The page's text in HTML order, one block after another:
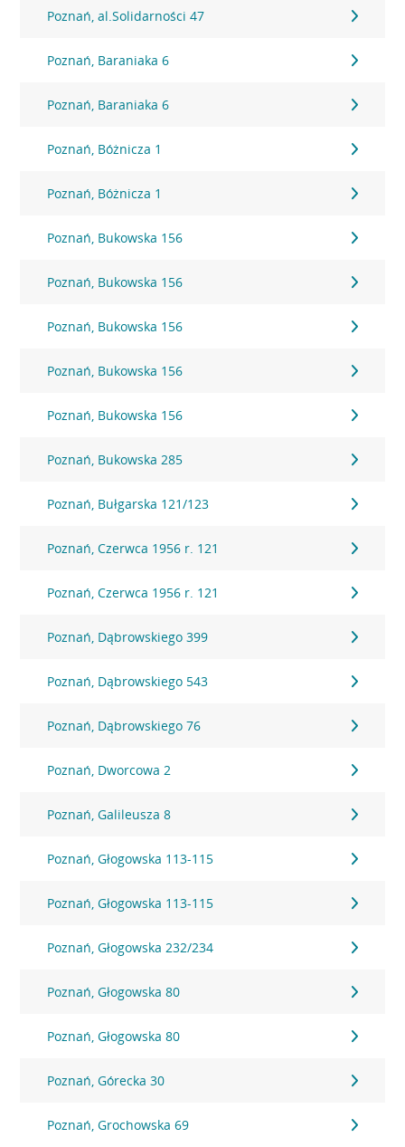
Poznań, al.Solidarności 47
Poznań, Baraniaka 6
Poznań, Baraniaka 6
Poznań, Bóżnicza 1
Poznań, Bóżnicza 1
Poznań, Bukowska 156
Poznań, Bukowska 156
Poznań, Bukowska 156
Poznań, Bukowska 156
Poznań, Bukowska 156
Poznań, Bukowska 285
Poznań, Bułgarska 121/123
Poznań, Czerwca 1956 r. 121
Poznań, Czerwca 1956 r. 121
Poznań, Dąbrowskiego 399
Poznań, Dąbrowskiego 543
Poznań, Dąbrowskiego 76
Poznań, Dworcowa 2
Poznań, Galileusza 8
Poznań, Głogowska 113-115
Poznań, Głogowska 113-115
Poznań, Głogowska 232/234
Poznań, Głogowska 80
Poznań, Głogowska 80
Poznań, Górecka 30
Poznań, Grochowska 69